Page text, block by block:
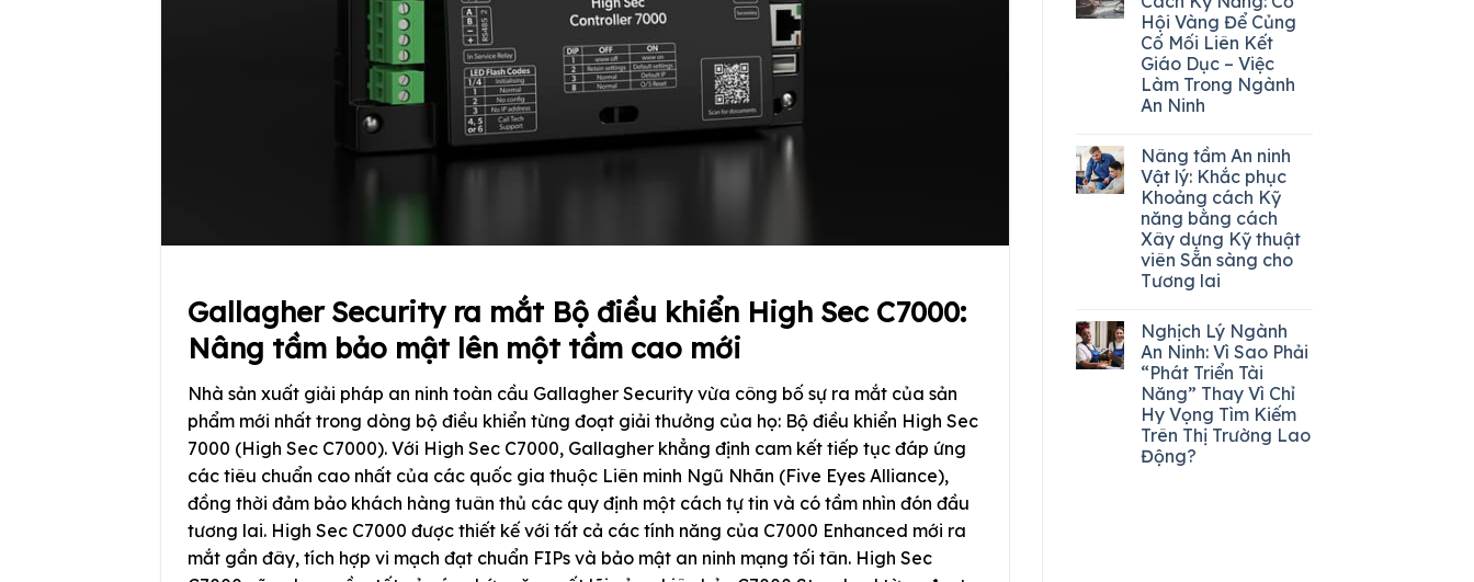
Gallagher Security ra mắt Bộ điều khiển High Sec C7000:
Nâng tầm bảo mật lên một tầm cao mới
Nhà sản xuất giải pháp an ninh toàn cầu Gallagher Security vừa công bố sự ra mắt của sản
phẩm mới nhất trong dòng bộ điều khiển từng đoạt giải thưởng của họ: Bộ điều khiển High Sec
7000 (High Sec C7000). Với High Sec C7000, Gallagher khẳng định cam kết tiếp tục đáp ứng
các tiêu chuẩn cao nhất của các quốc gia thuộc Liên minh Ngũ Nhãn (Five Eyes Alliance),
đồng thời đảm bảo khách hàng tuân thủ các quy định một cách tự tin và có tầm nhìn đón đầu
tương lai. High Sec C7000 được thiết kế với tất cả các tính năng của C7000 Enhanced mới ra
mắt gần đây, tích hợp vi mạch đạt chuẩn FIPs và bảo mật an ninh mạng tối tân. High Sec
Hội Vàng Để Củng
Cố Mối Liên Kết
Giáo Dục – Việc
Làm Trong Ngành
An Ninh
Nâng tầm An ninh
Vật lý: Khắc phục
Khoảng cách Kỹ
năng bằng cách
Xây dựng Kỹ thuật
viên Sẵn sàng cho
Tương lai
Nghịch Lý Ngành
An Ninh: Vì Sao Phải
“Phát Triển Tài
Năng” Thay Vì Chỉ
Hy Vọng Tìm Kiếm
Trên Thị Trường Lao
Động?